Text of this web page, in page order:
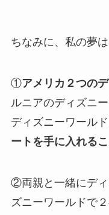
ちなみに、私の夢は
①アメリカ２つの
ルニアのディズニ
ディズニーワールド
ートを手に入れるこ
②両親と一緒にディ
ズニーワールドで